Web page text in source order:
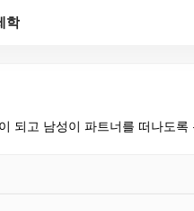
학
되고 남성이 파트너를 떠나도록